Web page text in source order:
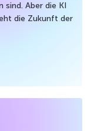
sind. Aber die KI
die Zukunft der